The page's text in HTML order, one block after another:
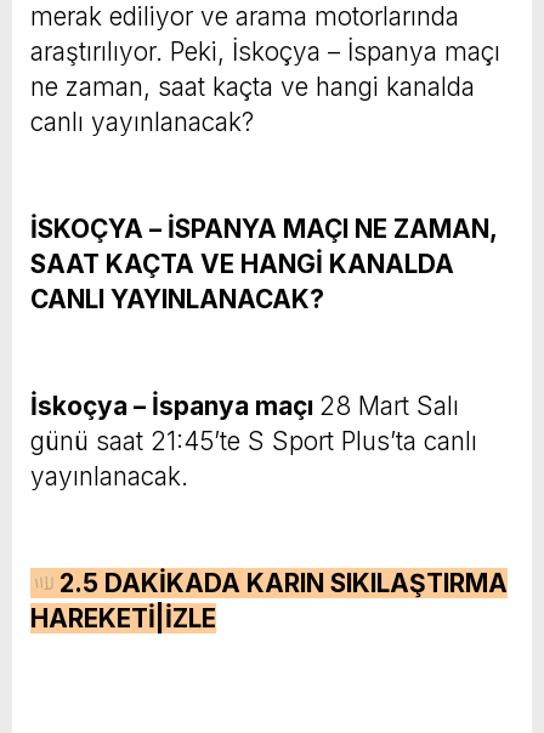
merak ediliyor ve arama motorlarında
araştırılıyor. Peki, İskoçya – İspanya maçı
ne zaman, saat kaçta ve hangi kanalda
canlı yayınlanacak?
İSKOÇYA – İSPANYA MAÇI NE ZAMAN,
SAAT KAÇTA VE HANGİ KANALDA
CANLI YAYINLANACAK?
İskoçya – İspanya maçı 28 Mart Salı
günü saat 21:45’te S Sport Plus’ta canlı
yayınlanacak.
2.5 DAKİKADA KARIN SIKILAŞTIRMA
HAREKETİ|İZLE